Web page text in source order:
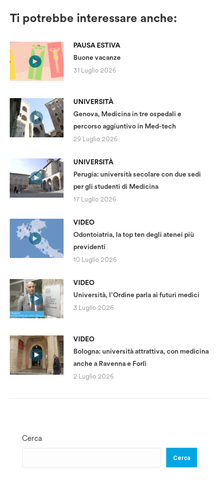
Ti potrebbe interessare anche:
PAUSA ESTIVA
Buone vacanze
31 Luglio 2026
UNIVERSITÀ
Genova, Medicina in tre ospedali e
percorso aggiuntivo in Med-tech
29 Luglio 2026
UNIVERSITÀ
Perugia: università secolare con due sedi
per gli studenti di Medicina
17 Luglio 2026
VIDEO
Odontoiatria, la top ten degli atenei più
previdenti
10 Luglio 2026
VIDEO
Università, l’Ordine parla ai futuri medici
3 Luglio 2026
VIDEO
Bologna: università attrattiva, con medicina
anche a Ravenna e Forlì
2 Luglio 2026
Cerca
Cerca